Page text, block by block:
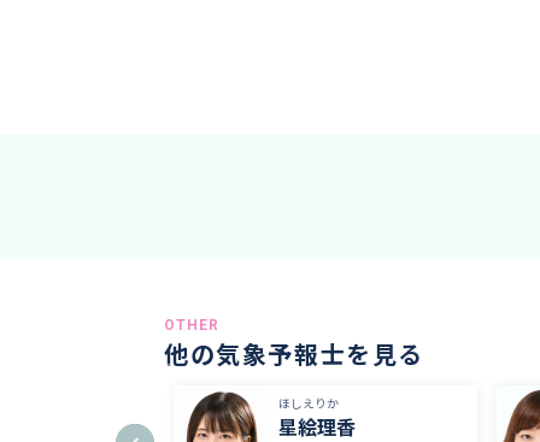
OTHER
他の気象予報士を見る
ほしえりか
星絵理香